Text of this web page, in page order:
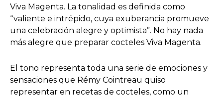
Viva Magenta. La tonalidad es definida como
“valiente e intrépido, cuya exuberancia promueve
una celebración alegre y optimista”. No hay nada
más alegre que preparar cocteles Viva Magenta.
El tono representa toda una serie de emociones y
sensaciones que Rémy Cointreau quiso
representar en recetas de cocteles, como un